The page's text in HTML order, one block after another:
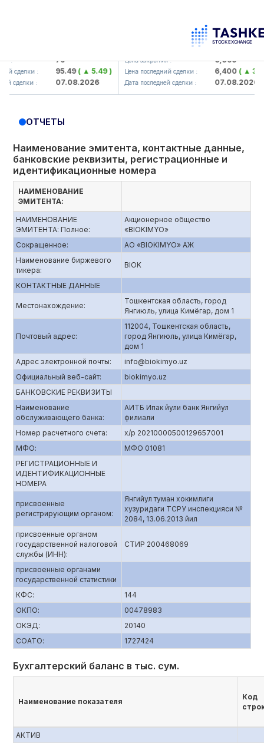
79
: 95.49( ▲ 5.49 )
: 07.08.2026
UZMK (<O'zmetkombinat> AJ)
Цена закрытия : 6,099
Цена последний сделки : 6,400( ▲
Дата последней сделки : 07.08.2026
ОТЧЕТЫ
Наименование эмитента, контактные данные,
банковские реквизиты, регистрационные и
идентификационные номера
НАИМЕНОВАНИЕ
ЭМИТЕНТА:
НАИМЕНОВАНИЕ
ЭМИТЕНТА: Полное:
Акционерное общество
«BIOKIMYO»
Сокращенное:
АО «BIOKIMYO» АЖ
Наименование биржевого
тикера:
BIOK
КОНТАКТНЫЕ ДАННЫЕ
Местонахождение:
Тошкентская область, город
Янгиюль, улица Кимёгар, дом 1
Почтовый адрес:
112004, Тошкентская область,
город Янгиюль, улица Кимёгар,
дом 1
Адрес электронной почты:
info@biokimyo.uz
Официальный веб-сайт:
biokimyo.uz
БАНКОВСКИЕ РЕКВИЗИТЫ
Наименование
обслуживающего банка:
АИТБ Ипак йули банк Янгийул
филиали
Номер расчетного счета:
х/р 20210000500129657001
МФО:
МФО 01081
РЕГИСТРАЦИОННЫЕ И
ИДЕНТИФИКАЦИОННЫЕ
НОМЕРА
присвоенные
регистрирующим органом:
Янгийул туман хокимлиги
хузуридаги ТСРУ инспекцияси №
2084, 13.06.2013 йил
присвоенные органом
государственной налоговой
службы (ИНН):
СТИР 200468069
присвоенные органами
государственной статистики
КФС:
144
ОКПО:
00478983
ОКЭД:
20140
СОАТО:
1727424
Бухгалтерский баланс в тыс. сум.
Наименование показателя
Код
АКТИВ